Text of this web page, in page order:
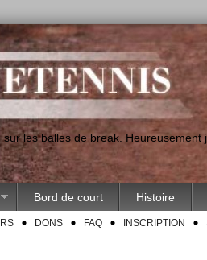
les balles de break.
Bord de court Histoire
DONS FAQ INSCRIPTION